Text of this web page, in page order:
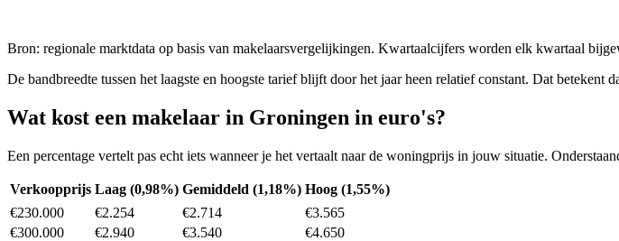
Bron: regionale marktdata op basis van makelaarsvergelijkingen. Kwartaalcijfers worden elk kwartaal
De bandbreedte tussen het laagste en hoogste tarief blijft door het jaar heen relatief constant. Dat betekent
Wat kost een makelaar in Groningen in euro's?
Een percentage vertelt pas echt iets wanneer je het vertaalt naar de woningprijs in jouw situatie.
Verkoopprijs Laag (0,98%) Gemiddeld (1,18%) Hoog (1,55%)
€230.000
€2.254 €2.714
€3.565
€300.000
€2.940 €3.540
€4.650